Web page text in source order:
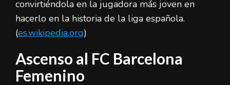
convirtiéndola en la jugadora más joven en
hacerlo en la historia de la liga española.
(es.wikipedia.org)
Ascenso al FC Barcelona
Femenino